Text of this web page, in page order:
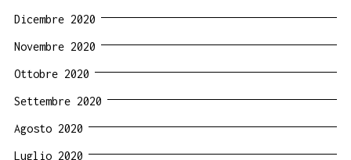
Dicembre 2020
Novembre 2020
Ottobre 2020
Settembre 2020
Agosto 2020
Luglio 2020